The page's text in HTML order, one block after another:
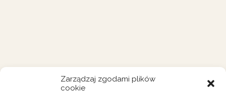
Zarządzaj zgodami plików
cookie